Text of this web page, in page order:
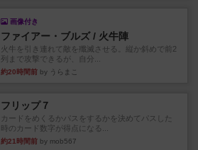
画像付き
ファイアー・ブルズ / 火牛陣
火牛を引き連れて敵を殲滅させる。縦か斜めで前2
列まで攻撃できるが、自分...
約20時間前 by うらまこ
フリップ７
カードをめくるかパスをするかを決めてパスした
時のカード数字が得点になる...
約21時間前 by mob567